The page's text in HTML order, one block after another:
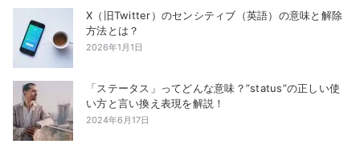
X（旧Twitter）のセンシティブ（英語）の意味と解除
方法とは？
2026年1月1日
「ステータス」ってどんな意味？”status”の正しい使
い方と言い換え表現を解説！
2024年6月17日